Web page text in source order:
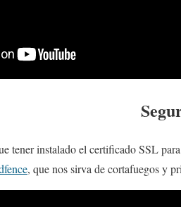
tener instalado el certificado SSL
, que nos sirva de cortafuegos y